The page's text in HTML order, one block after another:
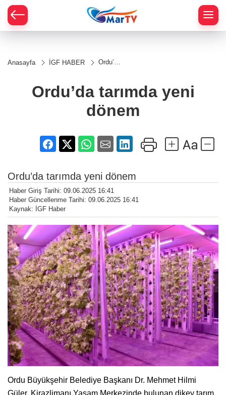
Anasayfa İGF HABER
Ordu’da
dönem
Ordu’da tarımda yeni
dönem
Ordu’da tarımda yeni dönem
Haber Giriş Tarihi: 09.06.2025 16:41
Haber Güncellenme Tarihi: 09.06.2025 16:41
Kaynak: İGF Haber
Ordu Büyükşehir Belediye Başkanı Dr. Mehmet Hilmi
Güler, Kirazlimanı Yaşam Merkezinde bulunan dikey tarım